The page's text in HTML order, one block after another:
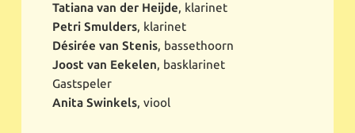
Tatiana van der Heijde, klarinet
Petri Smulders, klarinet
Désirée van Stenis, bassethoorn
Joost van Eekelen, basklarinet
Gastspeler
Anita Swinkels, viool